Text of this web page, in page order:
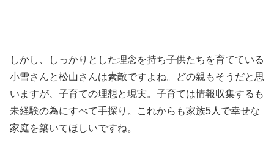
しかし、しっかりとした理念を持ち子供たちを育てている
小雪さんと松山さんは素敵ですよね。どの親もそうだと思
いますが、子育ての理想と現実。子育ては情報収集するも
未経験の為にすべて手探り。これからも家族5人で幸せな
家庭を築いてほしいですね。